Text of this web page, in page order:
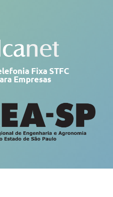
Fixa STFC
Empresas